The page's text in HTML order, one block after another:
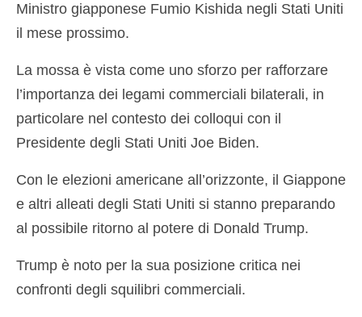
Ministro giapponese Fumio Kishida negli Stati Uniti
il mese prossimo.
La mossa è vista come uno sforzo per rafforzare
l’importanza dei legami commerciali bilaterali, in
particolare nel contesto dei colloqui con il
Presidente degli Stati Uniti Joe Biden.
Con le elezioni americane all’orizzonte, il Giappone
e altri alleati degli Stati Uniti si stanno preparando
al possibile ritorno al potere di Donald Trump.
Trump è noto per la sua posizione critica nei
confronti degli squilibri commerciali.